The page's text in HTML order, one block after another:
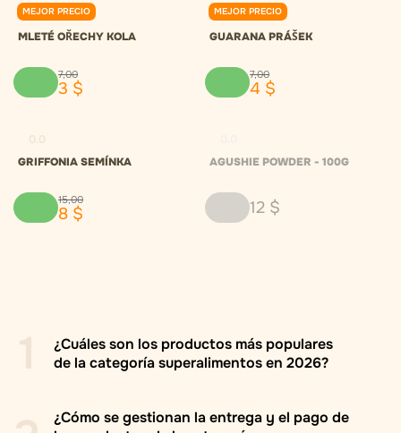
MEJOR PRECIO
0.0
MLETÉ OŘECHY KOLA
7,00
3 $
MEJOR PRECIO
0.0
GUARANA PRÁŠEK
7,00
4 $
GRIFFONIA SEMÍNKA
15,00
8 $
AGUSHIE POWDER - 100G
12 $
¿Cuáles son los productos más populares
de la categoría superalimentos en 2026?
¿Cómo se gestionan la entrega y el pago de